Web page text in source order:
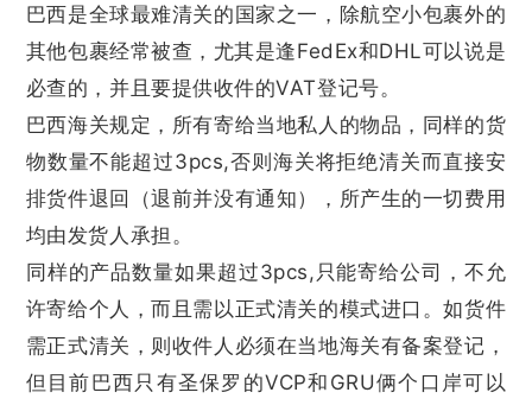
巴西是全球最难清关的国家之一，除航空小包裹外的
其他包裹经常被查，尤其是逢FedEx和DHL可以说是
必查的，并且要提供收件的VAT登记号。
巴西海关规定，所有寄给当地私人的物品，同样的货
物数量不能超过3pcs,否则海关将拒绝清关而直接安
排货件退回（退前并没有通知），所产生的一切费用
均由发货人承担。
同样的产品数量如果超过3pcs,只能寄给公司，不允
许寄给个人，而且需以正式清关的模式进口。如货件
需正式清关，则收件人必须在当地海关有备案登记，
但目前巴西只有圣保罗的VCP和GRU俩个口岸可以